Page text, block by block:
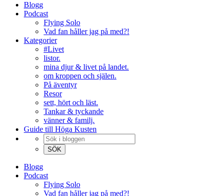
Blogg
Podcast
Flying Solo
Vad fan håller jag på med?!
Kategorier
#Livet
listor.
mina djur & livet på landet.
om kroppen och själen.
På äventyr
Resor
sett, hört och läst.
Tankar & tyckande
vänner & familj.
Guide till Höga Kusten
Blogg
Podcast
Flying Solo
Vad fan håller jag på med?!